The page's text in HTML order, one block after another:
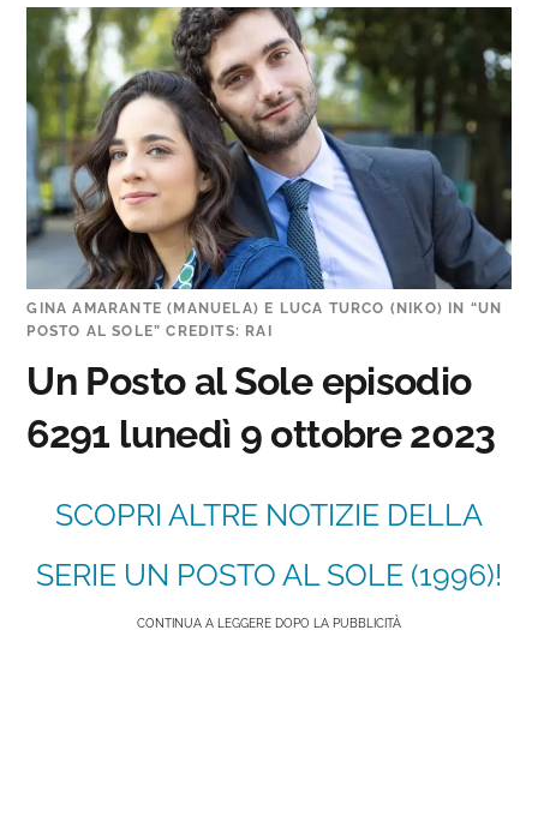
GINA AMARANTE (MANUELA) E LUCA TURCO (NIKO) IN “UN
POSTO AL SOLE” CREDITS: RAI
Un Posto al Sole episodio
6291 lunedì 9 ottobre 2023
SCOPRI ALTRE NOTIZIE DELLA
SERIE UN POSTO AL SOLE (1996)!
CONTINUA A LEGGERE DOPO LA PUBBLICITÀ